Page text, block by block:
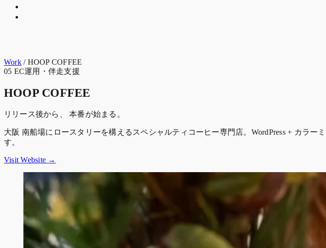
Work / HOOP COFFEE
05 EC運用・伴走支援
HOOP COFFEE
リリース後から、 本番が始まる。
大阪 南船場にロースタリーを構えるスペシャルティコーヒー専門店。WordPress + カラ
す。
Visit Website →